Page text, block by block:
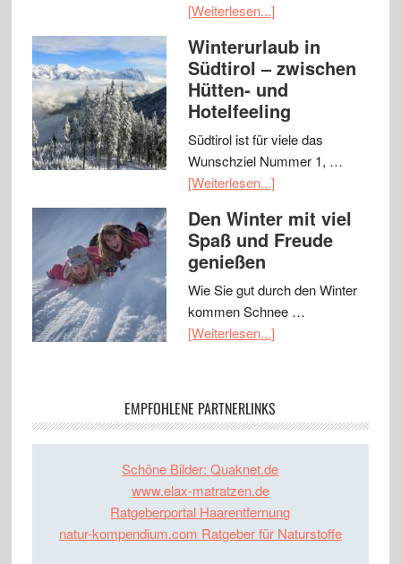
[Weiterlesen...]
Winterurlaub in
Südtirol – zwischen
Hütten- und
Hotelfeeling
Südtirol ist für viele das
Wunschziel Nummer 1, …
[Weiterlesen...]
Den Winter mit viel
Spaß und Freude
genießen
Wie Sie gut durch den Winter
kommen Schnee …
[Weiterlesen...]
EMPFOHLENE PARTNERLINKS
Schöne Bilder: Quaknet.de
www.elax-matratzen.de
Ratgeberportal Haarentfernung
natur-kompendium.com Ratgeber für Naturstoffe